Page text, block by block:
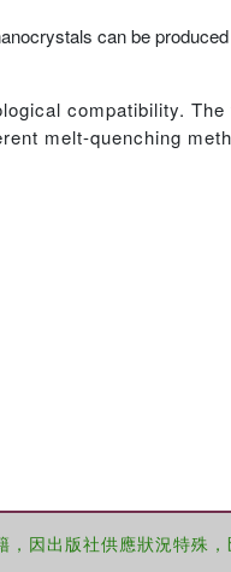
can be
compatibility.
melt-quenching
因出版社供應狀況特殊，